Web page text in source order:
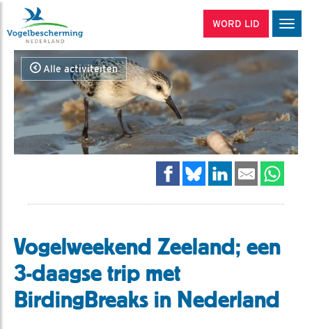
WORD LID
Alle activiteiten
Vogelweekend Zeeland; een
3-daagse trip met
BirdingBreaks in Nederland